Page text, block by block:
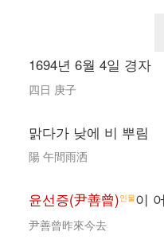
1694년 6월 4일 경자
四日 庚子
맑다가 낮에 비 뿌림
陽 午間雨洒
윤선증(尹善曾)인물이
尹善曾昨來今去